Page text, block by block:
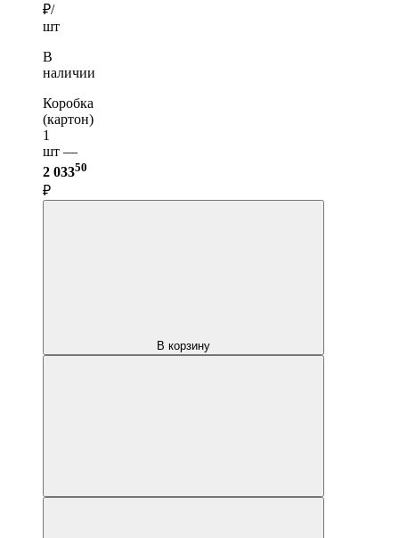
₽/
шт
В
наличии
Коробка
(картон)
1
шт —
2 03350
₽
В корзину